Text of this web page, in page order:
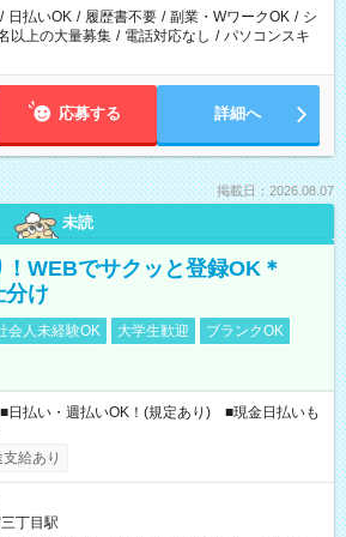
/ 日払いOK / 履歴書不要 / 副業・WワークOK / シ
以上の大量募集 / 電話対応なし / パソコンスキ
応募する 詳細へ
掲載日：2026.08.07
未読
WEBでサクッと登録OK＊
分け
会人未経験OK 大学生歓迎
ブランクOK
払い・週払いOK！(規定あり) ■現金日払いも
給あり
丁目駅